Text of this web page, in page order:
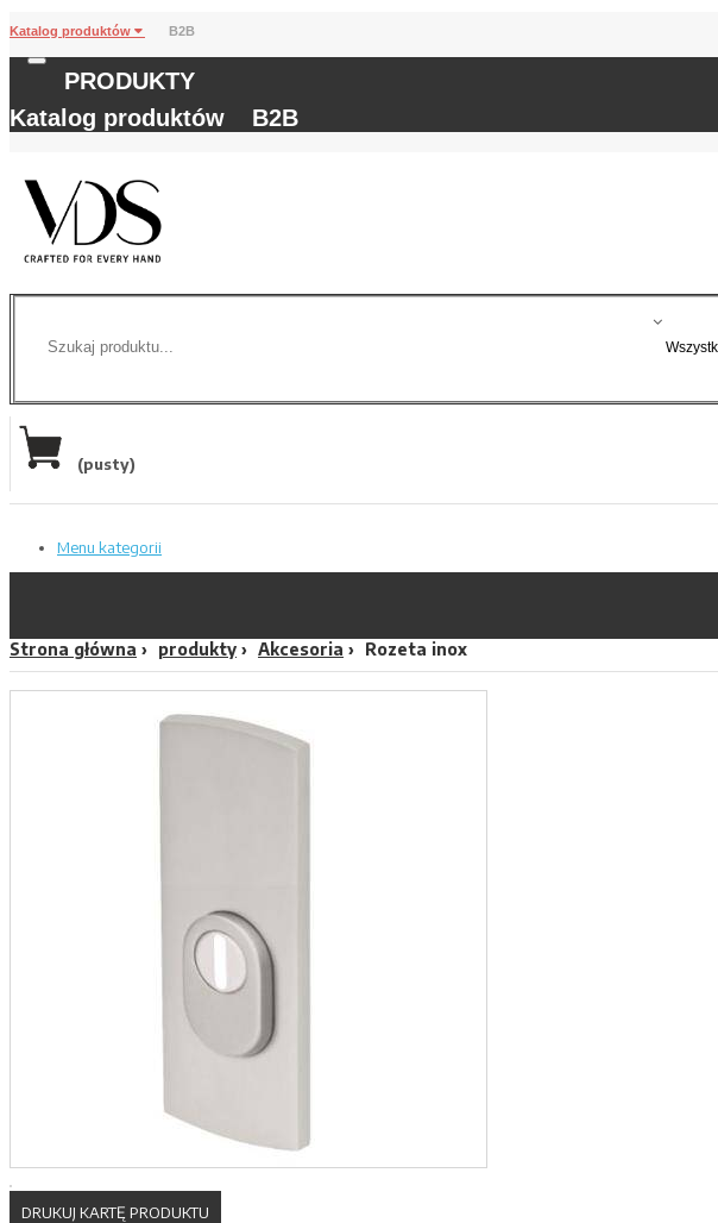
Katalog produktów B2B
PRODUKTY
Katalog produktów
B2B
(pusty)
Menu kategorii
Strona główna produkty Akcesoria Rozeta inox
DRUKUJ KARTĘ PRODUKTU